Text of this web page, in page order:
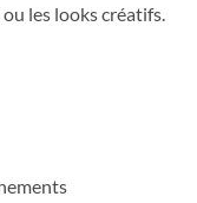
les looks créatifs.